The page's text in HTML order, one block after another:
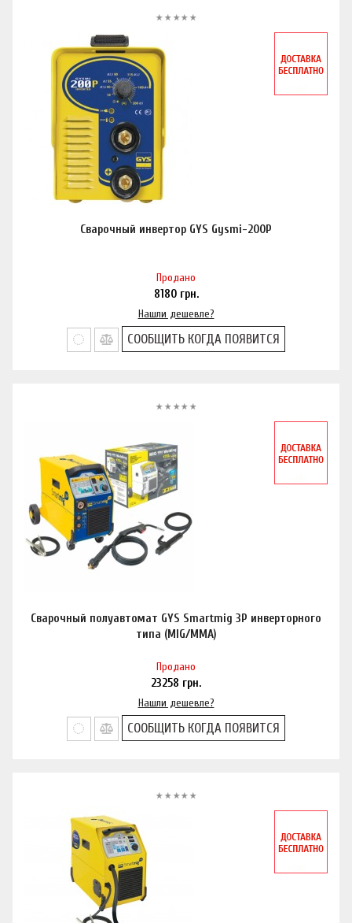
Сварочный инвертор GYS Gysmi-200P
Продано
8180грн.
Нашли дешевле?
СООБЩИТЬ КОГДА ПОЯВИТСЯ
Сварочный полуавтомат GYS Smartmig 3P инверторного
типа (MIG/MMA)
Продано
23258 грн.
Нашли дешевле?
СООБЩИТЬ КОГДА ПОЯВИТСЯ